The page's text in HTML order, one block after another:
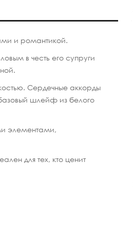
и романтикой.
в честь его супруги
Сердечные аккорды
шлейф из белого
элементами,
для тех, кто ценит